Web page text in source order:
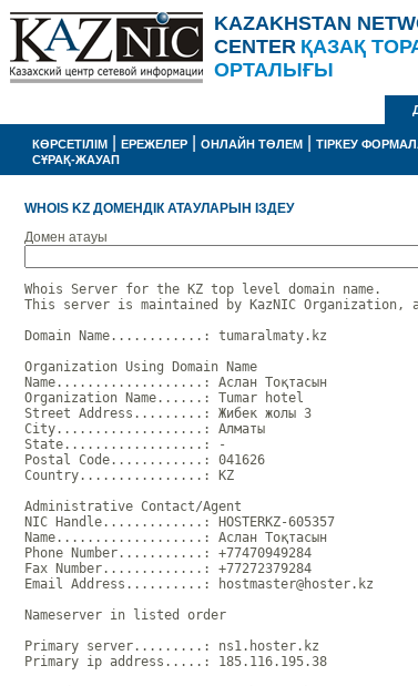
KAZAKHSTAN
CENTER ҚАЗАҚ
ОРТАЛЫҒЫ
КӨРСЕТІЛІМ ЕРЕЖЕЛЕР ОНЛАЙН ТӨЛЕМ ТІРКЕУ
СҰРАҚ-ЖАУАП
WHOIS KZ ДОМЕНДІК АТАУЛАРЫН ІЗДЕУ
Домен атауы
Whois Server for the KZ top level domain name.
This server is maintained by KazNIC Organization,
Domain Name............: tumaralmaty.kz
Organization Using Domain Name
Name...................: Аслан Тоқтасын
Organization Name......: Tumar hotel
Street Address.........: Жибек жолы 3
City...................: Алматы
State..................: -
Postal Code............: 041626
Country................: KZ
Administrative Contact/Agent
NIC Handle.............: HOSTERKZ-605357
Name...................: Аслан Тоқтасын
Phone Number...........: +77470949284
Fax Number.............: +77272379284
Email Address..........: hostmaster@hoster.kz
Nameserver in listed order
Primary server.........: ns1.hoster.kz
Primary ip address.....: 185.116.195.38